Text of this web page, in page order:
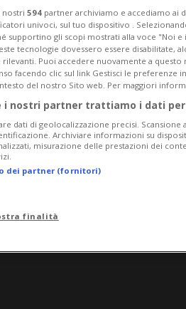
nostri 594 partner archiviamo e accediamo ai
univoci, sul tuo dispositivo .
supportino gli scopi mostrati alla voce "Noi
tecnologie dovessero essere disabilitate,
rilevanti. Puoi accedere nuovamente a
facendo clic sul link Gestisci le preferenze
del nostro Sito web. Per maggiori
i nostri partner trattiamo i dati
dati di geolocalizzazione precisi.
Archiviare informazioni su
misurazione delle prestazioni dei
dei partner (fornitori)
finalità